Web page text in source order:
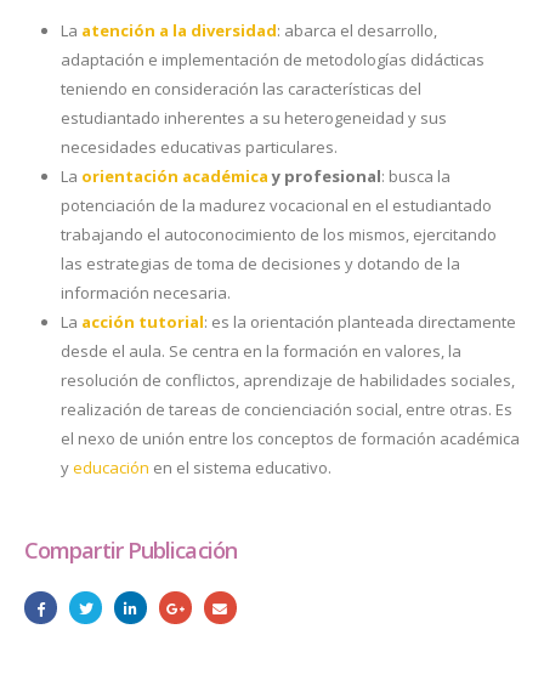
La atención a la diversidad: abarca el desarrollo,
adaptación e implementación de metodologías didácticas
teniendo en consideración las características del
estudiantado inherentes a su heterogeneidad y sus
necesidades educativas particulares.
La orientación académicay profesional: busca la
potenciación de la madurez vocacional en el estudiantado
trabajando el autoconocimiento de los mismos, ejercitando
las estrategias de toma de decisiones y dotando de la
información necesaria.
La acción tutorial: es la orientación planteada directamente
desde el aula. Se centra en la formación en valores, la
resolución de conflictos, aprendizaje de habilidades sociales,
realización de tareas de concienciación social, entre otras. Es
el nexo de unión entre los conceptos de formación académica
yeducación en el sistema educativo.
Compartir Publicación